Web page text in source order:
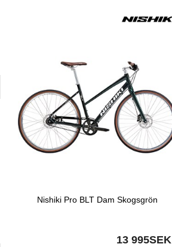
Nishiki Pro BLT Dam Skogsgrön
13 995SEK